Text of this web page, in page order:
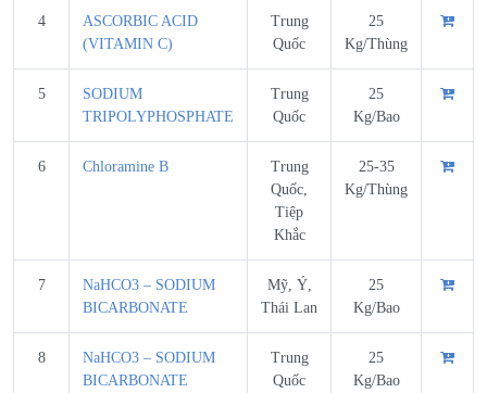
4
ASCORBIC ACID
(VITAMIN C)
Trung
Quốc
25
Kg/Thùng
5
SODIUM
TRIPOLYPHOSPHATE
Trung
Quốc
25
Kg/Bao
6 Chloramine B
Trung
Quốc,
Tiệp
Khắc
25-35
Kg/Thùng
7
NaHCO3 – SODIUM
BICARBONATE
Mỹ, Ý,
Thái Lan
25
Kg/Bao
8
NaHCO3 – SODIUM
BICARBONATE
Trung
Quốc
25
Kg/Bao